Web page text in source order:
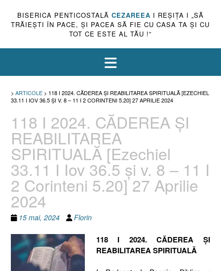
BISERICA PENTICOSTALĂ CEZAREEA I REŞIŢA I „SĂ
TRĂIEŞTI ÎN PACE, ŞI PACEA SĂ FIE CU CASA TA ŞI CU
TOT CE ESTE AL TĂU !”
> ARTICOLE > 118 I 2024. CĂDEREA ȘI REABILITAREA SPIRITUALĂ [EZECHIEL
33.11 I IOV 36.5 ȘI V. 8 – 11 I 2 CORINTENI 5.20] 27 APRILIE 2024
118 I 2024. CĂDEREA ȘI
REABILITAREA
SPIRITUALĂ [Ezechiel
33.11 I Iov 36.5 și v. 8 – 11 I
2 Corinteni 5.20] 27 Aprilie
2024
15 mai, 2024 Florin
118 I 2024. CĂDEREA ȘI
REABILITAREA SPIRITUALĂ